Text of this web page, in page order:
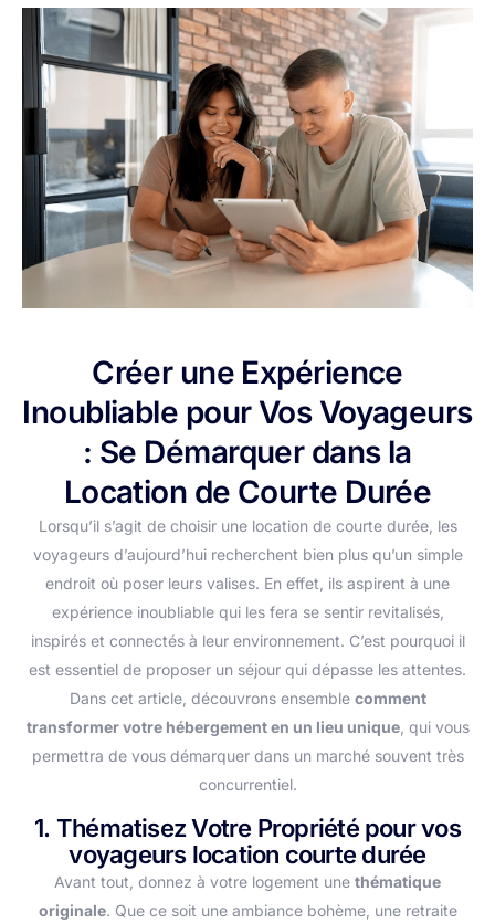
Créer une Expérience
Inoubliable pour Vos Voyageurs
: Se Démarquer dans la
Location de Courte Durée
Lorsqu’il s’agit de choisir une location de courte durée, les
voyageurs d’aujourd’hui recherchent bien plus qu’un simple
endroit où poser leurs valises. En effet, ils aspirent à une
expérience inoubliable qui les fera se sentir revitalisés,
inspirés et connectés à leur environnement. C’est pourquoi il
est essentiel de proposer un séjour qui dépasse les attentes.
Dans cet article, découvrons ensemble comment
transformer votre hébergement en un lieu unique, qui vous
permettra de vous démarquer dans un marché souvent très
concurrentiel.
1. Thématisez Votre Propriété pour vos
voyageurs location courte durée
Avant tout, donnez à votre logement une thématique
originale. Que ce soit une ambiance bohème, une retraite